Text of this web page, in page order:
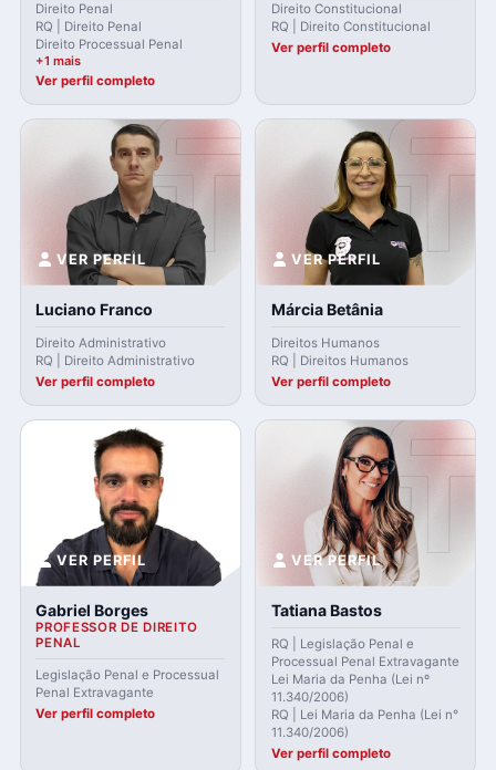
Direito Penal
RQ | Direito Penal
Direito Processual Penal
+1 mais
Ver perfil completo
Direito Constitucional
RQ | Direito Constitucional
Ver perfil completo
VER PERFIL
Luciano Franco
Direito Administrativo
RQ | Direito Administrativo
Ver perfil completo
VER PERFIL
Márcia Betânia
Direitos Humanos
RQ | Direitos Humanos
Ver perfil completo
VER PERFIL
Gabriel Borges
PROFESSOR DE DIREITO
PENAL
Legislação Penal e Processual
Penal Extravagante
Ver perfil completo
VER PERFIL
Tatiana Bastos
RQ | Legislação Penal e
Processual Penal Extravagante
Lei Maria da Penha (Lei nº
11.340/2006)
RQ | Lei Maria da Penha (Lei n°
11.340/2006)
Ver perfil completo